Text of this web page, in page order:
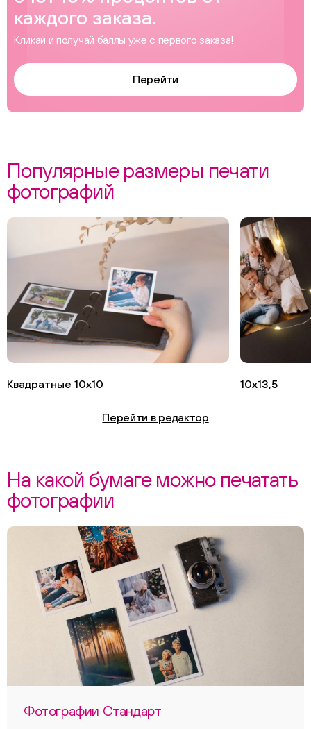
каждого заказа.
Кликай и получай баллы уже с первого заказа!
Перейти
Популярные размеры печати
фотографий
Квадратные 10х10 10х13,5
Перейти в редактор
На какой бумаге можно печатать
фотографии
Фотографии Стандарт